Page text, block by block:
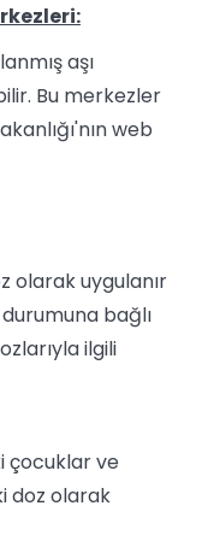
aşı
Bu merkezler
web
olarak uygulanır
durumuna bağlı
ilgili
çocuklar ve
doz olarak